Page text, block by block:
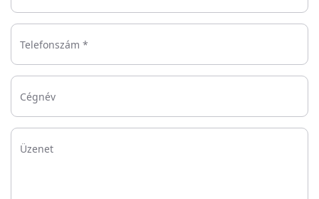
Telefonszám *
Cégnév
Üzenet